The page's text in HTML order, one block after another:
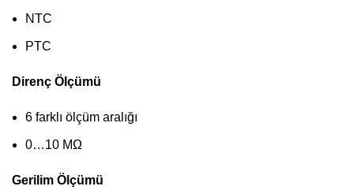
NTC
PTC
Direnç Ölçümü
6 farklı ölçüm aralığı
0…10 MΩ
Gerilim Ölçümü